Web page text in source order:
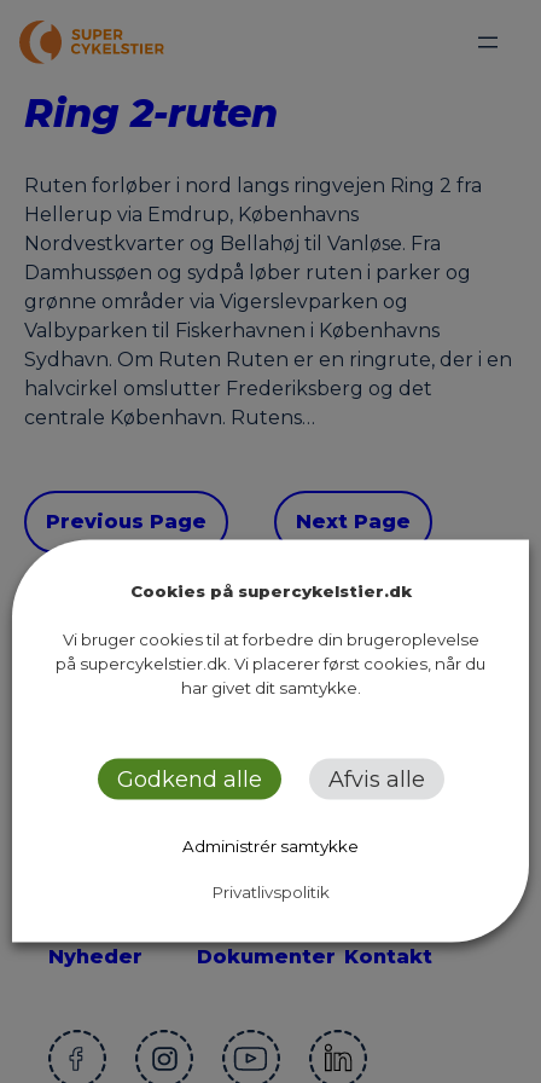
Ring 2-ruten
Ruten forløber i nord langs ringvejen Ring 2 fra
Hellerup via Emdrup, Københavns
Nordvestkvarter og Bellahøj til Vanløse. Fra
Damhussøen og sydpå løber ruten i parker og
grønne områder via Vigerslevparken og
Valbyparken til Fiskerhavnen i Københavns
Sydhavn. Om Ruten Ruten er en ringrute, der i en
halvcirkel omslutter Frederiksberg og det
centrale København. Rutens…
Previous Page Next Page
Sekretariatet for Supercykelstier
2300 København S
Nyheder Dokumenter Kontakt
Cookies på supercykelstier.dk
Vi bruger cookies til at forbedre din brugeroplevelse
på supercykelstier.dk. Vi placerer først cookies, når du
har givet dit samtykke.
Godkend alle Afvis alle
Administrér samtykke
Privatlivspolitik